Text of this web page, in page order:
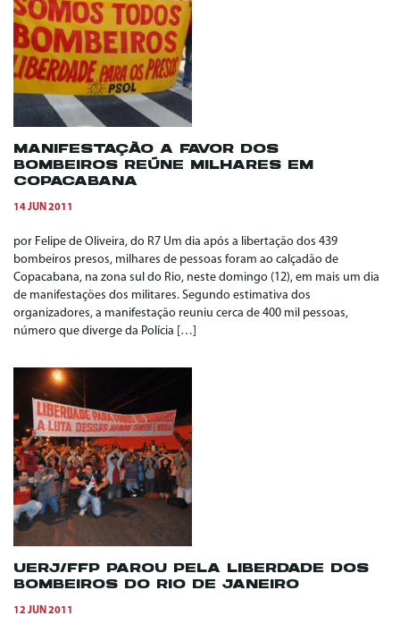
MANIFESTAÇÃO A FAVOR DOS
BOMBEIROS REÚNE MILHARES EM
COPACABANA
14 JUN 2011
por Felipe de Oliveira, do R7 Um dia após a libertação dos 439
bombeiros presos, milhares de pessoas foram ao calçadão de
Copacabana, na zona sul do Rio, neste domingo (12), em mais um dia
de manifestações dos militares. Segundo estimativa dos
organizadores, a manifestação reuniu cerca de 400 mil pessoas,
número que diverge da Polícia […]
UERJ/FFP PAROU PELA LIBERDADE DOS
BOMBEIROS DO RIO DE JANEIRO
12 JUN 2011